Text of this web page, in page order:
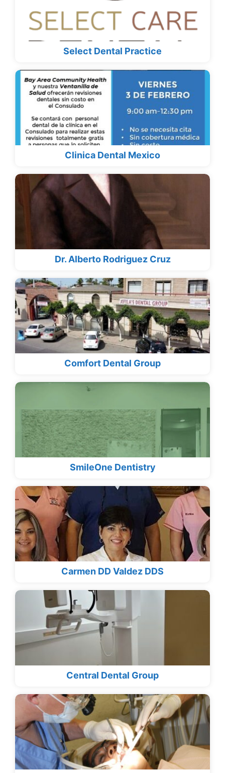
Select Dental Practice
Clinica Dental Mexico
Dr. Alberto Rodriguez Cruz
Comfort Dental Group
SmileOne Dentistry
Carmen DD Valdez DDS
Central Dental Group